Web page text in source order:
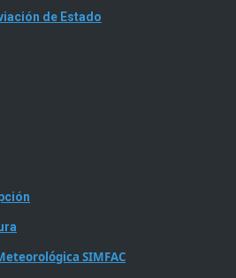
de Estado
SIMFAC